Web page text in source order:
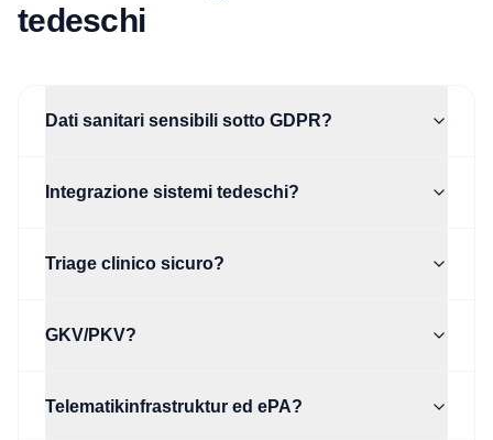
tedeschi
Dati sanitari sensibili sotto GDPR?
Integrazione sistemi tedeschi?
Triage clinico sicuro?
GKV/PKV?
Telematikinfrastruktur ed ePA?